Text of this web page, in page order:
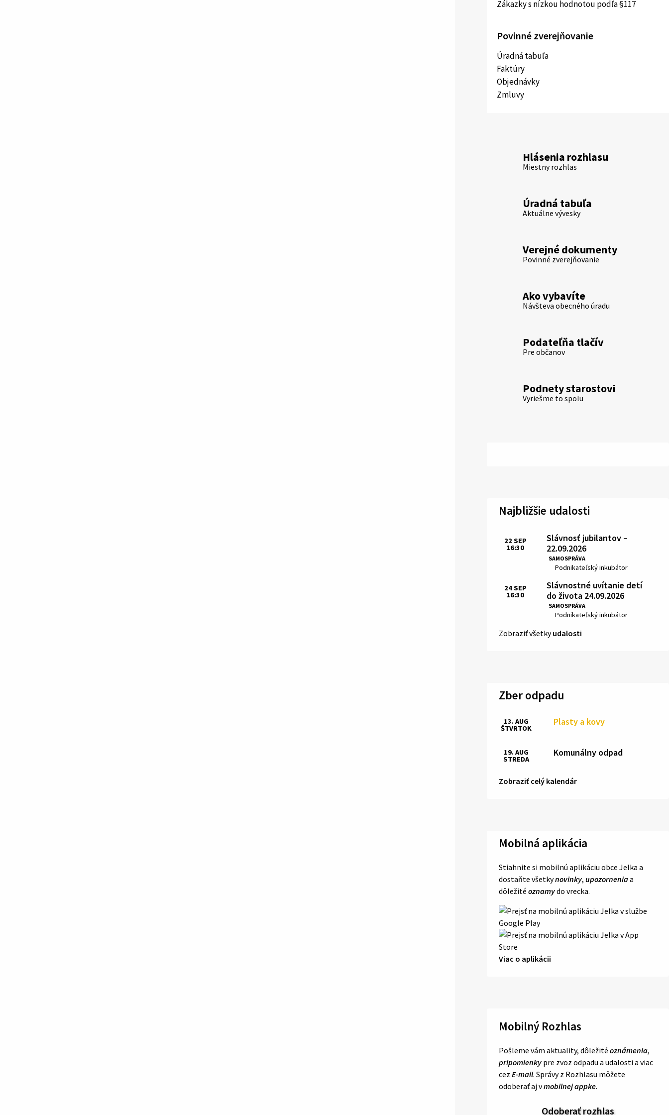
Zákazky s nízkou hodnotou podľa §117
Povinné zverejňovanie
Úradná tabuľa
Faktúry
Objednávky
Zmluvy
Hlásenia rozhlasu
Miestny rozhlas
Úradná tabuľa
Aktuálne vývesky
Verejné dokumenty
Povinné zverejňovanie
Ako vybavíte
Návšteva obecného úradu
Podateľňa tlačív
Pre občanov
Podnety starostovi
Vyriešme to spolu
Najbližšie udalosti
Slávnosť jubilantov –
22.09.2026
SAMOSPRÁVA
Miesto:
Podnikateľský inkubátor
Čas:
22 SEP
16:30
Slávnostné uvítanie detí
do života 24.09.2026
SAMOSPRÁVA
Miesto:
Podnikateľský inkubátor
Čas:
24SEP
16:30
Zobraziť všetkyudalosti
Zber odpadu
Plasty a kovy
13. AUG
ŠTVRTOK
Komunálny odpad
19. AUG
STREDA
Zobraziť celý kalendár
Mobilná aplikácia
Stiahnite si mobilnú aplikáciu obce Jelka a
dostaňte všetkynovinky, upozorneniaa
dôležité oznamydo vrecka.
Viac o aplikácii
Mobilný Rozhlas
Pošleme vám aktuality, dôležité oznámenia,
pripomienky pre zvoz odpadu a udalosti a viac
cez E-mail. Správy z Rozhlasu môžete
odoberať aj vmobilnej appke.
Odoberať rozhlas